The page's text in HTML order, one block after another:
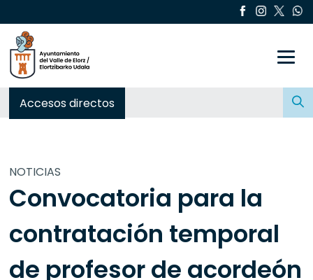
Accesos directos
Buscar:
NOTICIAS
Convocatoria para la
contratación temporal
de profesor de acordeón